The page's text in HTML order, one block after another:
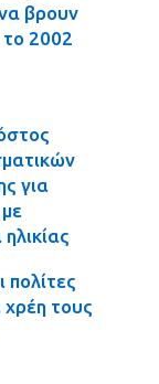
βρουν
το 2002
για
τους